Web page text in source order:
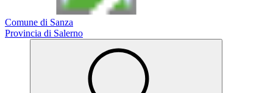
Comune di Sanza
Provincia di Salerno